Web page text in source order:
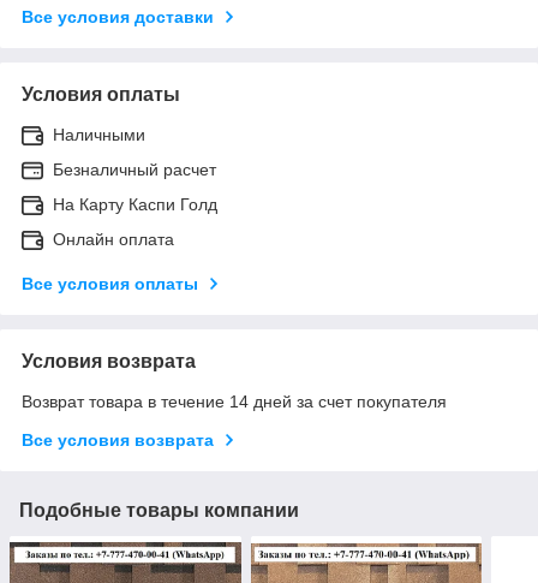
Все условия доставки
Условия оплаты
Наличными
Безналичный расчет
На Карту Каспи Голд
Онлайн оплата
Все условия оплаты
Условия возврата
Возврат товара в течение 14 дней за счет покупателя
Все условия возврата
Подобные товары компании